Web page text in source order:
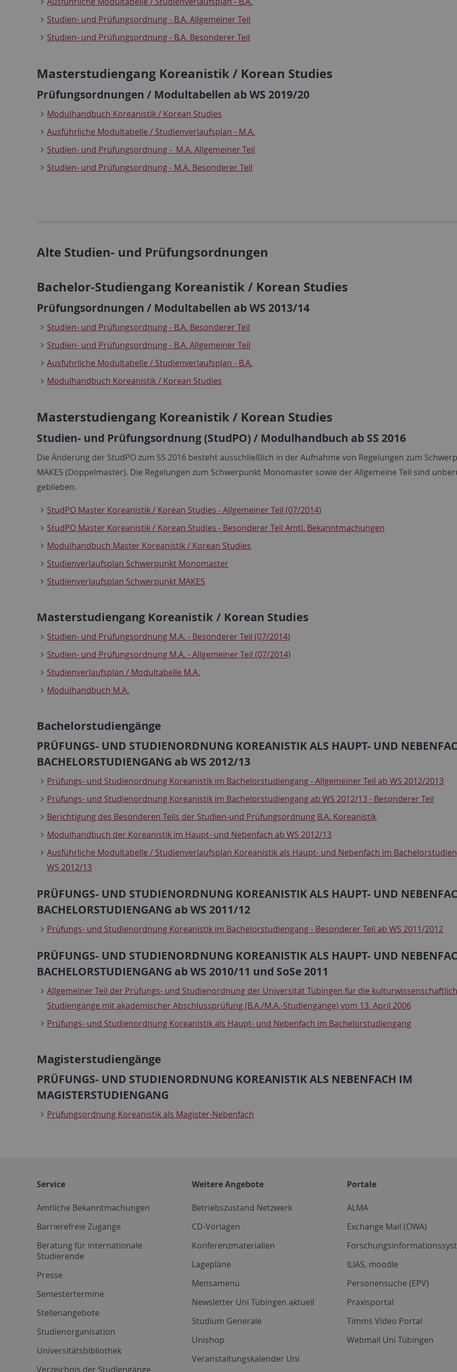
Studien- und Prüfungsordnung - B.A. Allgemeiner Teil
Studien- und Prüfungsordnung - B.A. Besonderer Teil
Masterstudiengang Koreanistik / Korean Studies
Prüfungsordnungen / Modultabellen ab WS 2019/20
Modulhandbuch Koreanistik / Korean Studies
Ausführliche Modultabelle / Studienverlaufsplan - M.A.
Studien- und Prüfungsordnung - M.A. Allgemeiner Teil
Studien- und Prüfungsordnung - M.A. Besonderer Teil
Alte Studien- und Prüfungsordnungen
Bachelor-Studiengang Koreanistik / Korean Studies
Prüfungsordnungen / Modultabellen ab WS 2013/14
Studien- und Prüfungsordnung - B.A. Besonderer Teil
Studien- und Prüfungsordnung - B.A. Allgemeiner Teil
Ausführliche Modultabelle / Studienverlaufsplan - B.A.
Modulhandbuch Koreanistik / Korean Studies
Masterstudiengang Koreanistik / Korean Studies
Studien- und Prüfungsordnung (StudPO) / Modulhandbuch ab SS 2016
Die Änderung der StudPO zum SS 2016 besteht ausschließlich in der Aufnahme von Regelungen zum
MAKES (Doppelmaster). Die Regelungen zum Schwerpunkt Monomaster sowie der Allgemeine Teil sind
geblieben.
StudPO Master Koreanistik / Korean Studies - Allgemeiner Teil (07/2014)
StudPO Master Koreanistik / Korean Studies - Besonderer TeilAmtl. Bekanntmachungen
Modulhandbuch Master Koreanistik / Korean Studies
Studienverlaufsplan Schwerpunkt Monomaster
Studienverlaufsplan Schwerpunkt MAKES
Masterstudiengang Koreanistik / Korean Studies
Studien- und Prüfungsordnung M.A. - Besonderer Teil (07/2014)
Studien- und Prüfungsordnung M.A. - Allgemeiner Teil (07/2014)
Studienverlaufsplan / Modultabelle M.A.
Modulhandbuch M.A.
Bachelorstudiengänge
PRÜFUNGS- UND STUDIENORDNUNG KOREANISTIK ALS HAUPT- UND
BACHELORSTUDIENGANG ab WS 2012/13
Prüfungs- und Studienordnung Koreanistik im Bachelorstudiengang - Allgemeiner Teil ab WS 2012/2013
Prüfungs- und Studienordnung Koreanistik im Bachelorstudiengang ab WS 2012/13 - Besonderer Teil
Berichtigung des Besonderen Teils der Studien-und Prüfungsordnung B.A. Koreanistik
Modulhandbuch der Koreanistik im Haupt- und Nebenfach ab WS 2012/13
Ausführliche Modultabelle / Studienverlaufsplan Koreanistik als Haupt- und Nebenfach im
WS 2012/13
PRÜFUNGS- UND STUDIENORDNUNG KOREANISTIK ALS HAUPT- UND
BACHELORSTUDIENGANG ab WS 2011/12
Prüfungs- und Studienordnung Koreanistik im Bachelorstudiengang - Besonderer Teil ab WS 2011/2012
PRÜFUNGS- UND STUDIENORDNUNG KOREANISTIK ALS HAUPT- UND
BACHELORSTUDIENGANG ab WS 2010/11 und SoSe 2011
Allgemeiner Teil der Prüfungs- und Studienordnung der Universität Tübingen für die
Studiengänge mit akademischer Abschlussprüfung (B.A./M.A.-Studiengänge) vom 13. April 2006
Prüfungs- und Studienordnung Koreanistik als Haupt- und Nebenfach im Bachelorstudiengang
Magisterstudiengänge
PRÜFUNGS- UND STUDIENORDNUNG KOREANISTIK ALS NEBENFACH IM
MAGISTERSTUDIENGANG
Prüfungsordnung Koreanistik als Magister-Nebenfach
Service
Amtliche Bekanntmachungen
Barrierefreie Zugänge
Beratung für internationale
Studierende
Presse
Semestertermine
Stellenangebote
Studienorganisation
Universitätsbibliothek
Verzeichnis der Studiengänge
Weitere Angebote
Betriebszustand Netzwerk
CD-Vorlagen
Konferenzmaterialien
Lagepläne
Mensamenü
Newsletter Uni Tübingen aktuell
Studium Generale
Unishop
Veranstaltungskalender Uni
Portale
ALMA
Exchange Mail (OWA)
ILIAS, moodle
Personensuche (EPV)
Praxisportal
Timms Video Portal
Webmail Uni Tübingen